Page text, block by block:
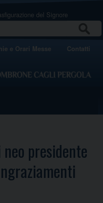
del Signore
e Orari Messe Contatti
presidente